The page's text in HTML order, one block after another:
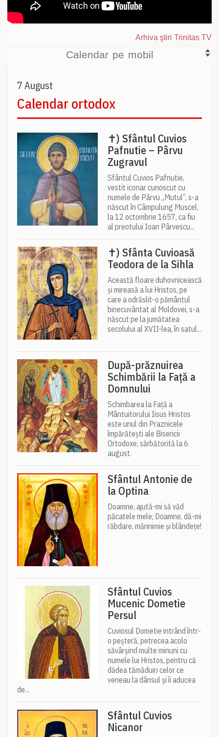
Arhiva ştiri Trinitas TV
Calendar pe mobil
7 August
Calendar ortodox
✝) Sfântul Cuvios
Pafnutie – Pârvu
Zugravul
Sfântul Cuvios Pafnutie,
vestit iconar cunoscut cu
numele de Pârvu „Mutul”, s-a
născut în Câmpulung Muscel,
la 12 octombrie 1657, ca fiu
al preotului Ioan Pârvescu...
✝) Sfânta Cuvioasă
Teodora de la Sihla
Această floare duhovnicească
și mireasă a lui Hristos, pe
care a odrăslit-o pământul
binecuvântat al Moldovei, s-a
născut pe la jumătatea
secolului al XVII-lea, în satul...
După-prăznuirea
Schimbării la Față a
Domnului
Schimbarea la Față a
Mântuitorului Iisus Hristos
este unul din Praznicele
împărătești ale Bisericii
Ortodoxe, sărbătorită la 6
august.
Sfântul Antonie de
la Optina
Doamne, ajută-mi să văd
păcatele mele; Doamne, dă-mi
răbdare, mărinimie şi blândeţe!
Sfântul Cuvios
Mucenic Dometie
Persul
Cuviosul Dometie intrând într-
o peșteră, petrecea acolo
săvârșind multe minuni cu
numele lui Hristos, pentru că
dădea tămăduiri celor ce
veneau la dânsul și îi aducea
de...
Sfântul Cuvios
Nicanor